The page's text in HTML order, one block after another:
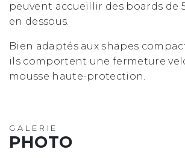
peuvent accueillir des boards de
en dessous.
Bien adaptés aux shapes
ils comportent une fermeture
mousse haute-protection.
GALERIE
PHOTO